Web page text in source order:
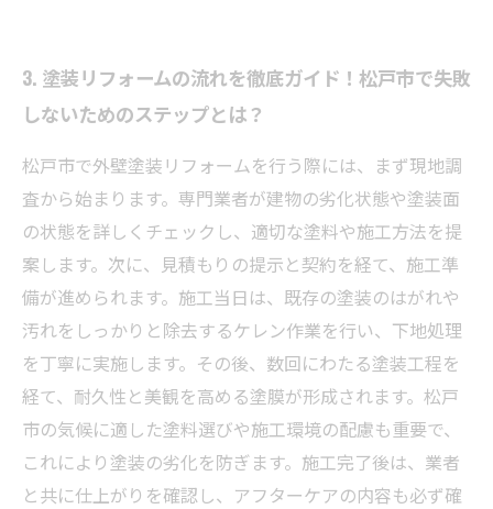
3. 塗装リフォームの流れを徹底ガイド！松戸市で失敗
しないためのステップとは？
松戸市で外壁塗装リフォームを行う際には、まず現地調
査から始まります。専門業者が建物の劣化状態や塗装面
の状態を詳しくチェックし、適切な塗料や施工方法を提
案します。次に、見積もりの提示と契約を経て、施工準
備が進められます。施工当日は、既存の塗装のはがれや
汚れをしっかりと除去するケレン作業を行い、下地処理
を丁寧に実施します。その後、数回にわたる塗装工程を
経て、耐久性と美観を高める塗膜が形成されます。松戸
市の気候に適した塗料選びや施工環境の配慮も重要で、
これにより塗装の劣化を防ぎます。施工完了後は、業者
と共に仕上がりを確認し、アフターケアの内容も必ず確